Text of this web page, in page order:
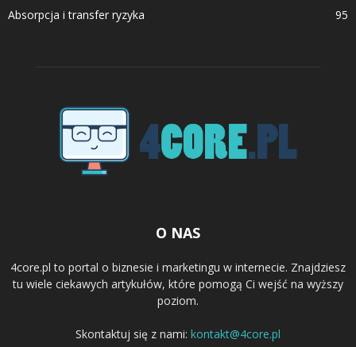
Absorpcja i transfer ryzyka
95
O NAS
4core.pl to portal o biznesie i marketingu w internecie. Znajdziesz
tu wiele ciekawych artykułów, które pomogą Ci wejść na wyższy
poziom.
Skontaktuj się z nami: kontakt@4core.pl